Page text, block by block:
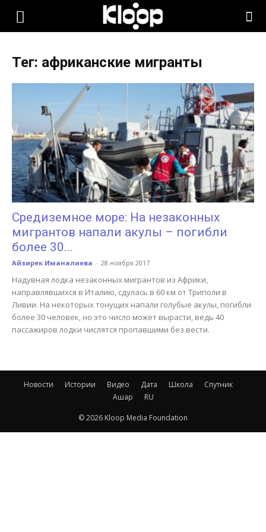
KLOOP.KG
Новости
Кыргызстана
Тег: африканские мигранты
Средиземное море: На незаконных
мигрантов напали акулы – погибли
более 30...
Айзирек Иманалиева - 28 ноября 2017
Надувная лодка незаконных мигрантов из Африки,
направлявшихся в Италию, сдулась в 60 км от Триполи в
Ливии. На некоторых тонущих напали голубые акулы, погибли
более 30 человек, но это число может вырасти, ведь 40
пассажиров лодки числятся пропавшими без вести.
Новости Истории Видео Дата Школа
Спутник
Ашар
RU
© 2026 Kloop Media Foundation